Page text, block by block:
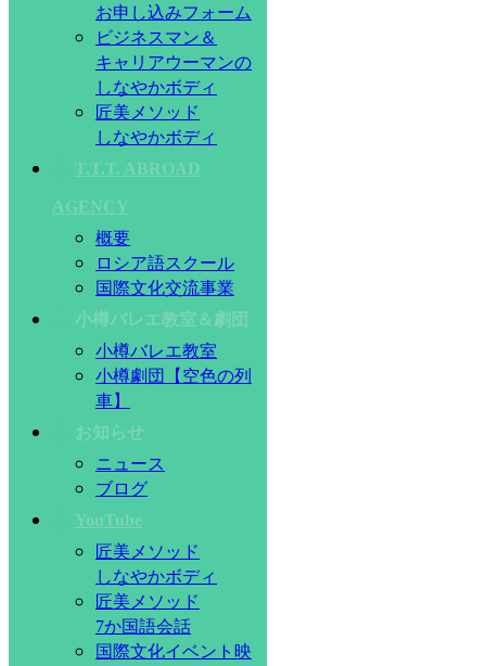
お申し込みフォーム
ビジネスマン＆
キャリアウーマンの
しなやかボディ
匠美メソッド
しなやかボディ
T.T.T. ABROAD
AGENCY
概要
ロシア語スクール
国際文化交流事業
小樽バレエ教室＆劇団
小樽バレエ教室
小樽劇団【空色の列
車】
お知らせ
ニュース
ブログ
YouTube
匠美メソッド
しなやかボディ
匠美メソッド
7か国語会話
国際文化イベント映